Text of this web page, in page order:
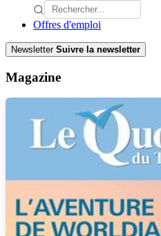
Offres d'emploi
Newsletter Suivre la newsletter
Magazine